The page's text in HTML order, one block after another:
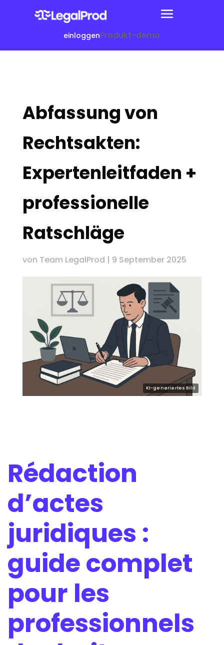
einloggenProdukt-demo
Abfassung von
Rechtsakten:
Expertenleitfaden +
professionelle
Ratschläge
von Team LegalProd | 9 September 2025
Rédaction
d’actes
juridiques :
guide complet
pour les
professionnels